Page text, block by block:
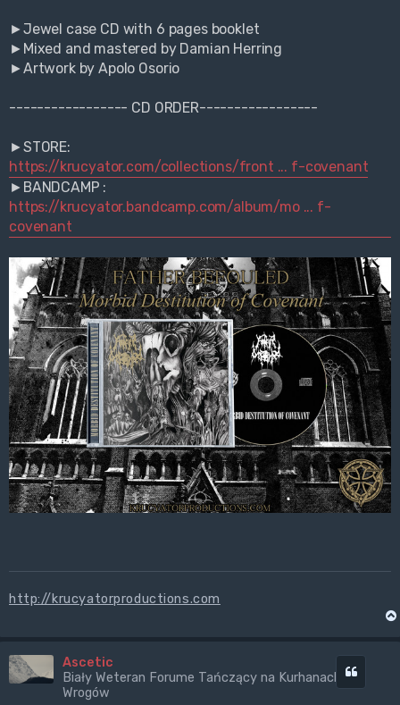
►Jewel case CD with 6 pages booklet
►Mixed and mastered by Damian Herring
►Artwork by Apolo Osorio
----------------- CD ORDER-----------------
►STORE:
https://krucyator.com/collections/front ... f-covenant
►BANDCAMP :
https://krucyator.bandcamp.com/album/mo ... f-
covenant
http://krucyatorproductions.com
Ascetic
Biały Weteran Forume Tańczący na Kurhanach
Wrogów